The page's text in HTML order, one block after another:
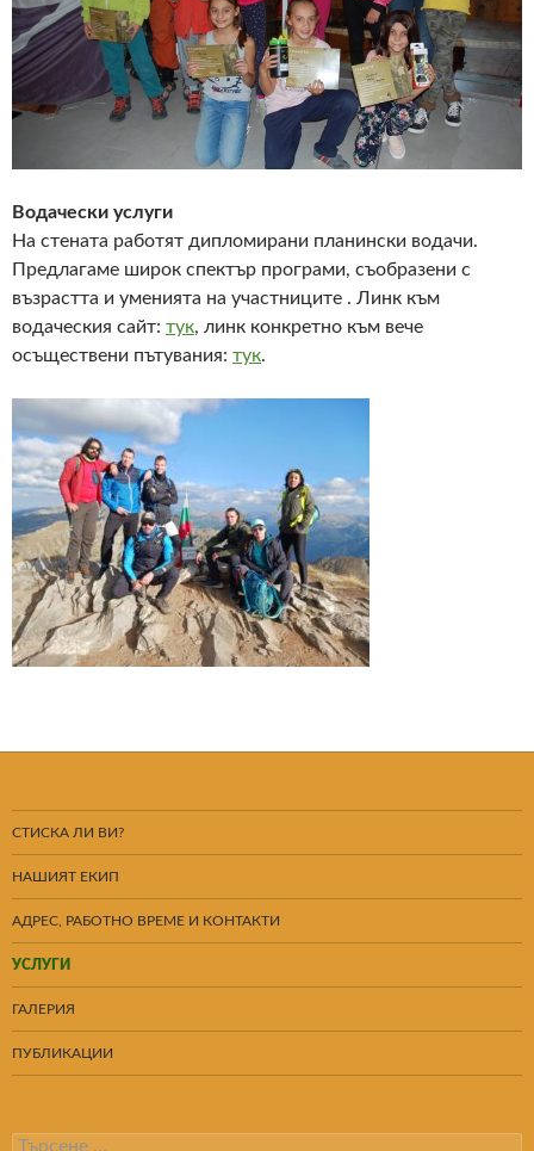
Водачески услуги
На стената работят дипломирани планински водачи.
Предлагаме широк спектър програми, съобразени с
възрастта и уменията на участниците . Линк към
водаческия сайт: тук, линк конкретно към вече
осъществени пътувания: тук.
СТИСКА ЛИ ВИ?
НАШИЯТ ЕКИП
АДРЕС, РАБОТНО ВРЕМЕ И КОНТАКТИ
УСЛУГИ
ГАЛЕРИЯ
ПУБЛИКАЦИИ
Търсене